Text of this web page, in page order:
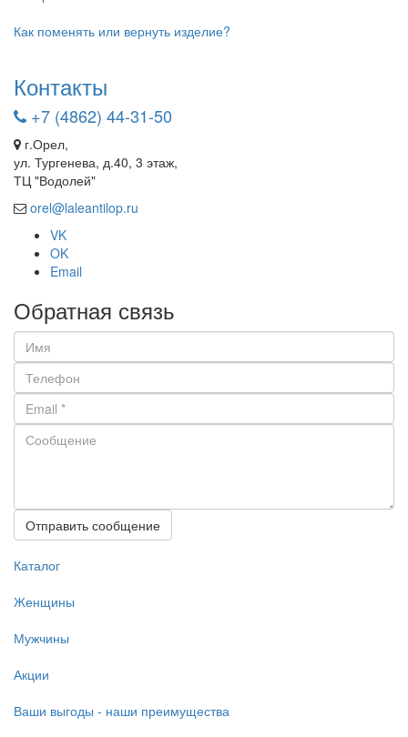
Как поменять или вернуть изделие?
Контакты
+7 (4862) 44-31-50
г.Орел,
ул. Тургенева, д.40, 3 этаж,
ТЦ "Водолей"
orel@laleantilop.ru
VK
OK
Email
Обратная связь
Отправить сообщение
Каталог
Женщины
Мужчины
Акции
Ваши выгоды - наши преимущества